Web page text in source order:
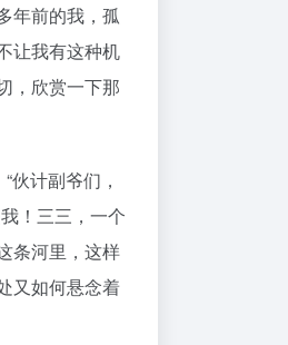
年前的我，孤
让我有这种机
，欣赏一下那
计副爷们，
！三三，一个
条河里，这样
又如何悬念着